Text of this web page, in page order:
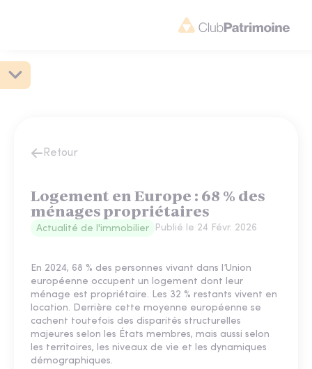
Retour
Logement en Europe : 68 % des
ménages propriétaires
Actualité de l'immobilier Publié le 24 Févr. 2026
En 2024, 68 % des personnes vivant dans l’Union
européenne occupent un logement dont leur
ménage est propriétaire. Les 32 % restants vivent en
location. Derrière cette moyenne européenne se
cachent toutefois des disparités structurelles
majeures selon les États membres, mais aussi selon
les territoires, les niveaux de vie et les dynamiques
démographiques.